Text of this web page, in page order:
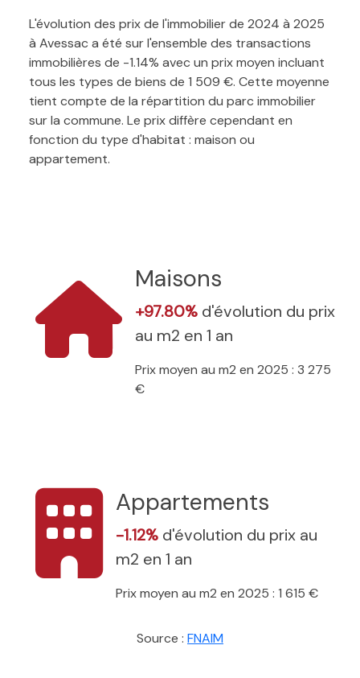
L'évolution des prix de l'immobilier de 2024 à 2025
à Avessac a été sur l'ensemble des transactions
immobilières de -1.14% avec un prix moyen incluant
tous les types de biens de 1 509 €. Cette moyenne
tient compte de la répartition du parc immobilier
sur la commune. Le prix diffère cependant en
fonction du type d'habitat : maison ou
appartement.
Maisons
+97.80% d'évolution du prix
au m2 en 1 an
Prix moyen au m2 en 2025 : 3 275
€
Appartements
-1.12% d'évolution du prix au
m2 en 1 an
Prix moyen au m2 en 2025 : 1 615 €
Source : FNAIM